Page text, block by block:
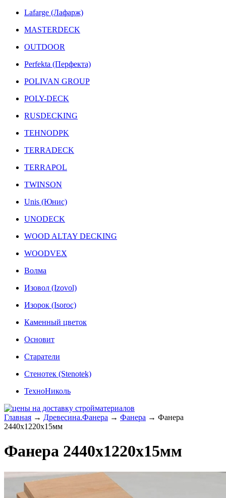
Lafarge (Лафарж)
MASTERDECK
OUTDOOR
Perfekta (Перфекта)
POLIVAN GROUP
POLY-DECK
RUSDECKING
TEHNODPK
TERRADECK
TERRAPOL
TWINSON
Unis (Юнис)
UNODECK
WOOD ALTAY DECKING
WOODVEX
Волма
Изовол (Izovol)
Изорок (Isoroc)
Каменный цветок
Основит
Старатели
Стенотек (Stenotek)
ТехноНиколь
Главная → Древесина.Фанера → Фанера → Фанера
2440x1220x15мм
Фанера 2440x1220x15мм